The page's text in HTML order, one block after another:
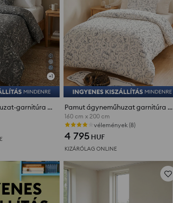
+1
Pamut ágyneműhuzat-garnitúra növényi mintával Pamut ágyneműhuzat garnitúra macska mintával
160 cm x 200 cm
vélemények (8)
4 795 HUF
KIZÁRÓLAG ONLINE